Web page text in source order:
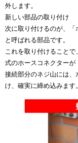
外します。
新しい部品の取り付け
次に取り付けるのが、
と呼ばれる部品です。
これを取り付けること
式のホースコネクターが
接続部分のネジ山には
け、確実に締め込みます。